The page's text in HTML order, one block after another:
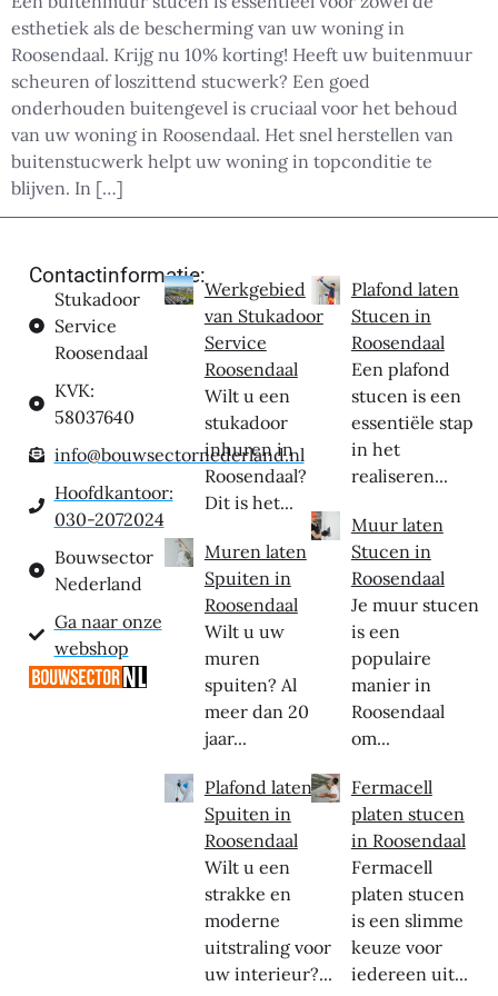
esthetiek als de bescherming van uw woning in
Roosendaal. Krijg nu 10% korting! Heeft uw buitenmuur
scheuren of loszittend stucwerk? Een goed
onderhouden buitengevel is cruciaal voor het behoud
van uw woning in Roosendaal. Het snel herstellen van
buitenstucwerk helpt uw woning in topconditie te
blijven. In […]
Contactinformatie:
Stukadoor
Service
Roosendaal
KVK:
58037640
info@bouwsectornederland.nl
Hoofdkantoor:
030-2072024
Bouwsector
Nederland
Ga naar onze
webshop
Werkgebied
van Stukadoor
Service
Roosendaal
Wilt u een
stukadoor
inhuren in
Roosendaal?
Dit is het...
Muren laten
Spuiten in
Roosendaal
Wilt u uw
muren
spuiten? Al
meer dan 20
jaar...
Plafond laten
Spuiten in
Roosendaal
Wilt u een
strakke en
moderne
uitstraling voor
uw interieur?...
Plafond laten
Stucen in
Roosendaal
Een plafond
stucen is een
essentiële stap
in het
realiseren...
Muur laten
Stucen in
Roosendaal
Je muur stucen
is een
populaire
manier in
Roosendaal
om...
Fermacell
platen stucen
in Roosendaal
Fermacell
platen stucen
is een slimme
keuze voor
iedereen uit...